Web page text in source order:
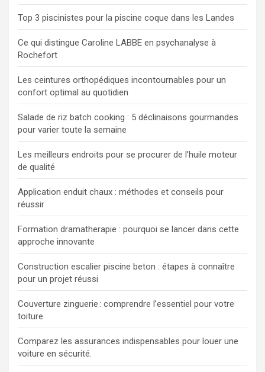
r
Top 3 piscinistes pour la piscine coque dans les Landes
Ce qui distingue Caroline LABBE en psychanalyse à
Rochefort
Les ceintures orthopédiques incontournables pour un
confort optimal au quotidien
Salade de riz batch cooking : 5 déclinaisons gourmandes
pour varier toute la semaine
Les meilleurs endroits pour se procurer de l’huile moteur
de qualité
Application enduit chaux : méthodes et conseils pour
réussir
Formation dramatherapie : pourquoi se lancer dans cette
approche innovante
Construction escalier piscine beton : étapes à connaître
pour un projet réussi
Couverture zinguerie : comprendre l’essentiel pour votre
toiture
Comparez les assurances indispensables pour louer une
voiture en sécurité.